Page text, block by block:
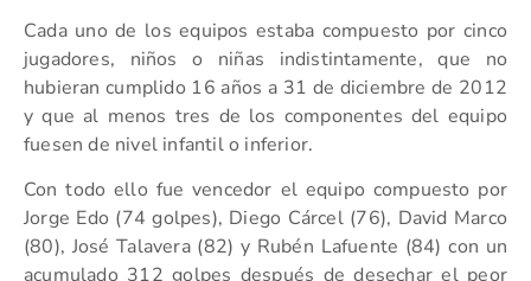
Cada uno de los equipos estaba compuesto por cinco
jugadores, niños o niñas indistintamente, que no
hubieran cumplido 16 años a 31 de diciembre de 2012
y que al menos tres de los componentes del equipo
fuesen de nivel infantil o inferior.
Con todo ello fue vencedor el equipo compuesto por
Jorge Edo (74 golpes), Diego Cárcel (76), David Marco
(80), José Talavera (82) y Rubén Lafuente (84) con un
acumulado 312 golpes después de desechar el peor